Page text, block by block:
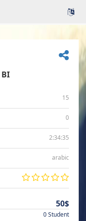
15
0
2:34:35
arabic
50$
0 Student